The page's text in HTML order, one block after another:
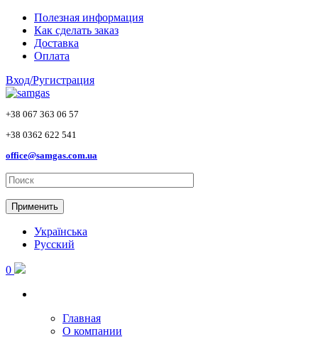
Skip to main content
Полезная информация
Как сделать заказ
Доставка
Оплата
Вход/Ругистрация
+38 067 363 06 57
+38 0362 622 541
office@samgas.com.ua
Применить
Українська
Русский
0
Главная
О компании